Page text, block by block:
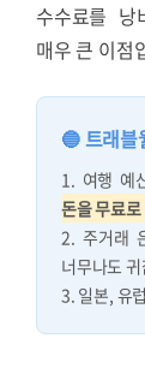
수수료를 낭
매우 큰 이점
🔵 트래블
1. 여행 예
돈을 무료
2. 주거래
너무나도
3. 일본, 유